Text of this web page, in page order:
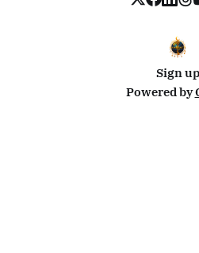
Sign up
Powered by